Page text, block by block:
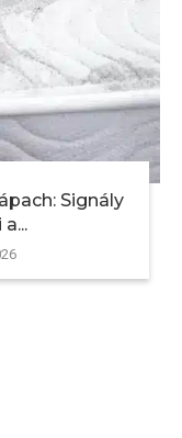
Signály